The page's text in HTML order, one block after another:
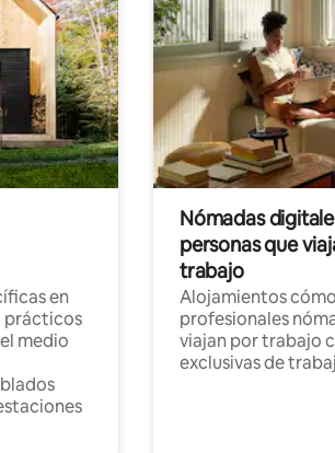
en
prácticos
medio
Nómadas
personas que
trabajo
Alojamientos
profesionales
viajan por trabajo
exclusivas de